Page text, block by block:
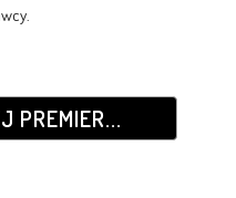
PREMIER...